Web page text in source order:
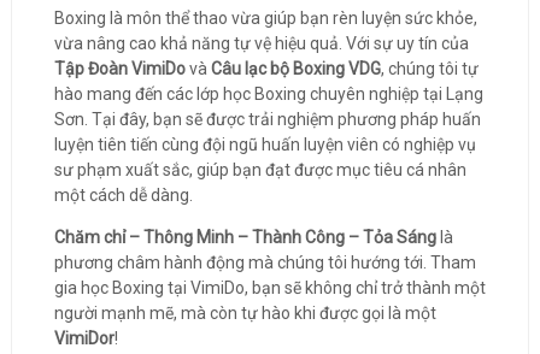
Boxing là môn thể thao vừa giúp bạn rèn luyện sức khỏe,
vừa nâng cao khả năng tự vệ hiệu quả. Với sự uy tín của
Tập Đoàn VimiDovà Câu lạc bộ Boxing VDG, chúng tôi tự
hào mang đến các lớp học Boxing chuyên nghiệp tại Lạng
Sơn. Tại đây, bạn sẽ được trải nghiệm phương pháp huấn
luyện tiên tiến cùng đội ngũ huấn luyện viên có nghiệp vụ
sư phạm xuất sắc, giúp bạn đạt được mục tiêu cá nhân
một cách dễ dàng.
Chăm chỉ – Thông Minh – Thành Công – Tỏa Sánglà
phương châm hành động mà chúng tôi hướng tới. Tham
gia học Boxing tại VimiDo, bạn sẽ không chỉ trở thành một
người mạnh mẽ, mà còn tự hào khi được gọi là một
VimiDor!